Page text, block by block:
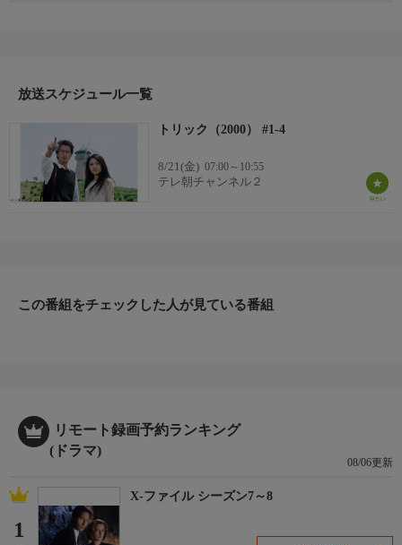
放送スケジュール一覧
トリック（2000） #1-4
8/21(金) 07:00～10:55
テレ朝チャンネル２
この番組をチェックした人が見ている番組
リモート録画予約ランキング
(ドラマ)
08/06更新
1
X-ファイル シーズン7～8